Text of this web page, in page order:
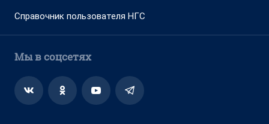
Справочник пользователя НГС
Мы в соцсетях